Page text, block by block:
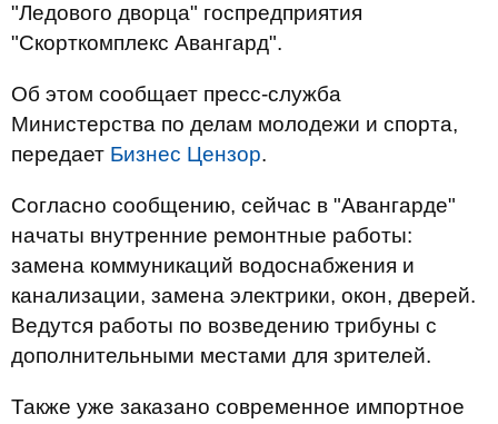
"Ледового дворца" госпредприятия
"Скорткомплекс Авангард".
Об этом сообщает пресс-служба
Министерства по делам молодежи и спорта,
передает Бизнес Цензор.
Согласно сообщению, сейчас в "Авангарде"
начаты внутренние ремонтные работы:
замена коммуникаций водоснабжения и
канализации, замена электрики, окон, дверей.
Ведутся работы по возведению трибуны с
дополнительными местами для зрителей.
Также уже заказано современное импортное